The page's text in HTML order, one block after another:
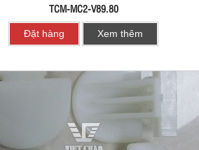
TCM-MC2-V89.80
Đặt hàng Xem thêm